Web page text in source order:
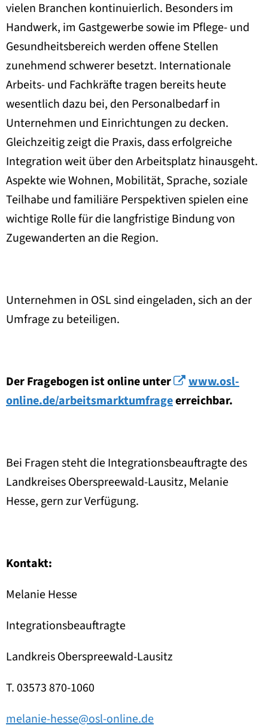
vielen Branchen kontinuierlich. Besonders im
Handwerk, im Gastgewerbe sowie im Pflege- und
Gesundheitsbereich werden offene Stellen
zunehmend schwerer besetzt. Internationale
Arbeits- und Fachkräfte tragen bereits heute
wesentlich dazu bei, den Personalbedarf in
Unternehmen und Einrichtungen zu decken.
Gleichzeitig zeigt die Praxis, dass erfolgreiche
Integration weit über den Arbeitsplatz hinausgeht.
Aspekte wie Wohnen, Mobilität, Sprache, soziale
Teilhabe und familiäre Perspektiven spielen eine
wichtige Rolle für die langfristige Bindung von
Zugewanderten an die Region.
Unternehmen in OSL sind eingeladen, sich an der
Umfrage zu beteiligen.
Der Fragebogen ist online unter
www.osl-
online.de/arbeitsmarktumfrageerreichbar.
Bei Fragen steht die Integrationsbeauftragte des
Landkreises Oberspreewald-Lausitz, Melanie
Hesse, gern zur Verfügung.
Kontakt:
Melanie Hesse
Integrationsbeauftragte
Landkreis Oberspreewald-Lausitz
T. 03573 870-1060
melanie-hesse@osl-online.de